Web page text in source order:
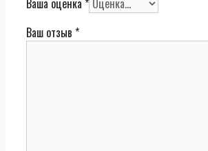
Ваш отзыв *